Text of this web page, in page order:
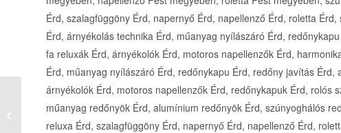
Érd, szalagfüggöny Érd, napernyő Érd, napellenző Érd, roletta
Érd, árnyékolás technika Érd, műanyag nyílászáró Érd,
fa reluxák Érd, árnyékolók Érd, motoros napellenzők Érd,
Érd, műanyag nyílászáró Érd, redőnykapu Érd, redőny javítás Érd,
árnyékolók Érd, motoros napellenzők Érd, redőnykapuk Érd, rolós
műanyag redőnyök Érd, alumínium redőnyök Érd, szúnyoghálós
reluxa Érd, szalagfüggöny Érd, napernyő Érd, napellenző Érd,
Krémer és Társai Bt.
(Építőiparitudakozó)